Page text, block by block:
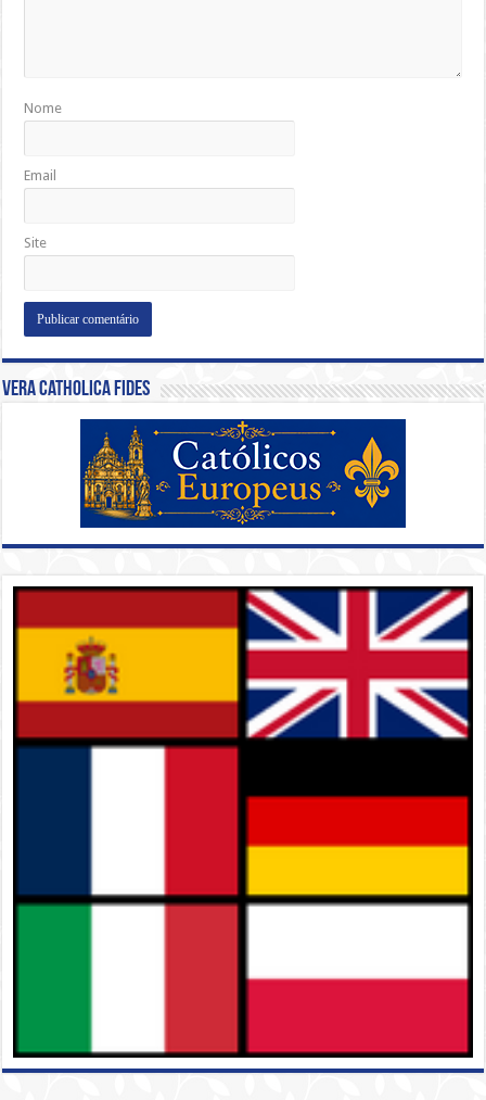
Nome
Email
Site
Vera Catholica Fides